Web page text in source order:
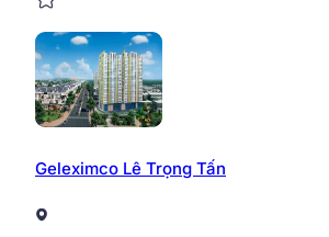
Geleximco Lê Trọng Tấn